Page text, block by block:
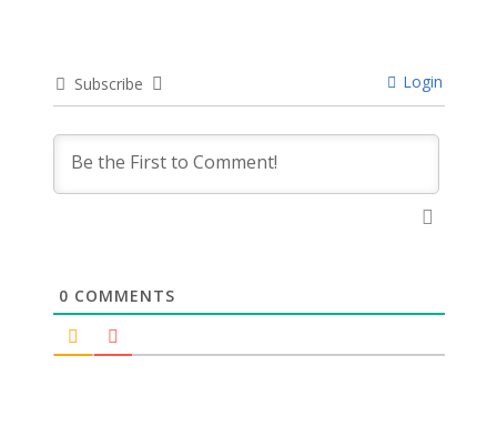
Subscribe Login
0 COMMENTS